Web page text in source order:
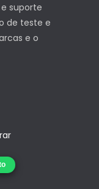
suporte
de teste e
e o